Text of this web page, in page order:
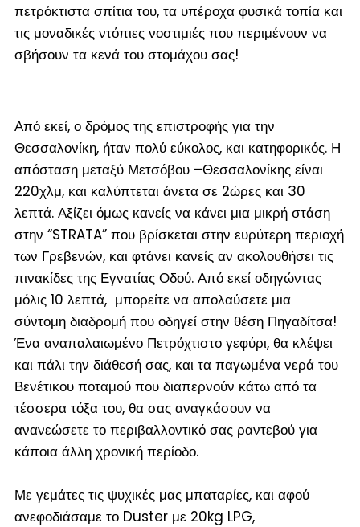
πετρόκτιστα σπίτια του, τα υπέροχα φυσικά τοπία και
τις μοναδικές ντόπιες νοστιμιές που περιμένουν να
σβήσουν τα κενά του στομάχου σας!
Από εκεί, ο δρόμος της επιστροφής για την
Θεσσαλονίκη, ήταν πολύ εύκολος, και κατηφορικός. Η
απόσταση μεταξύ Μετσόβου –Θεσσαλονίκης είναι
220χλμ, και καλύπτεται άνετα σε 2ώρες και 30
λεπτά. Αξίζει όμως κανείς να κάνει μια μικρή στάση
στην “STRATA” που βρίσκεται στην ευρύτερη περιοχή
των Γρεβενών, και φτάνει κανείς αν ακολουθήσει τις
πινακίδες της Εγνατίας Οδού. Από εκεί οδηγώντας
μόλις 10 λεπτά, μπορείτε να απολαύσετε μια
σύντομη διαδρομή που οδηγεί στην θέση Πηγαδίτσα!
Ένα αναπαλαιωμένο Πετρόχτιστο γεφύρι, θα κλέψει
και πάλι την διάθεσή σας, και τα παγωμένα νερά του
Βενέτικου ποταμού που διαπερνούν κάτω από τα
τέσσερα τόξα του, θα σας αναγκάσουν να
ανανεώσετε το περιβαλλοντικό σας ραντεβού για
κάποια άλλη χρονική περίοδο.
Με γεμάτες τις ψυχικές μας μπαταρίες, και αφού
ανεφοδιάσαμε το Duster με 20kg LPG,